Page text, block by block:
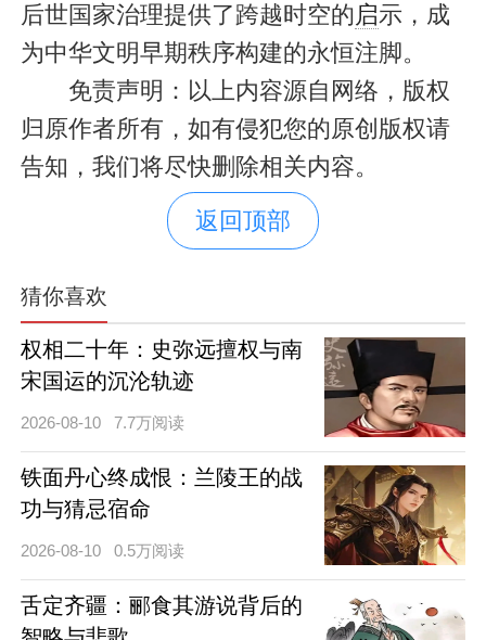
后世国家治理提供了跨越时空的 启示，成
为中华文明早期秩序构建的永恒注脚。
免责声明：以上内容源自网络，版权
归原作者所有，如有侵犯您的原创版权请
告知，我们将尽快删除相关内容。
返回顶部
猜你喜欢
权相二十年：史弥远擅权与南
宋国运的沉沦轨迹
2026-08-10 7.7万阅读
铁面丹心终成恨：兰陵王的战
功与猜忌宿命
2026-08-10 0.5万阅读
舌定齐疆：郦食其游说背后的